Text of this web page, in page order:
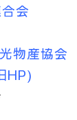
会
物産協会
HP)